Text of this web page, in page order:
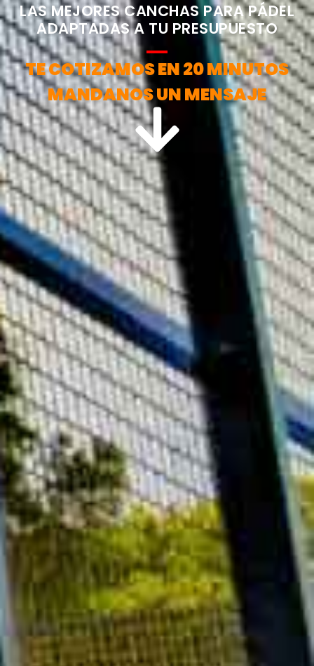
LAS MEJORES CANCHAS PARA PÁDEL
ADAPTADAS A TU PRESUPUESTO
TE COTIZAMOS EN 20 MINUTOS
MANDANOS UN MENSAJE